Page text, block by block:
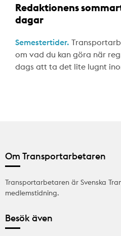
Redaktionens
dagar
Semestertider.
om vad du kan göra när
dags att ta det lite lugnt
Om Transportarbetaren
Transportarbetaren är Svenska
medlemstidning.
Besök även